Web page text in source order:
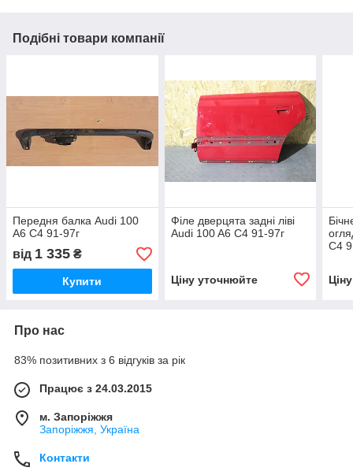
Подібні товари компанії
Передня балка Audi 100
A6 C4 91-97г
від 1 335 ₴
Купити
Філе дверцята задні ліві
Audi 100 A6 C4 91-97г
Ціну уточнюйте
C4
Про нас
83% позитивних з 6 відгуків за рік
Працює з 24.03.2015
м. Запоріжжя
Запоріжжя, Україна
Контакти